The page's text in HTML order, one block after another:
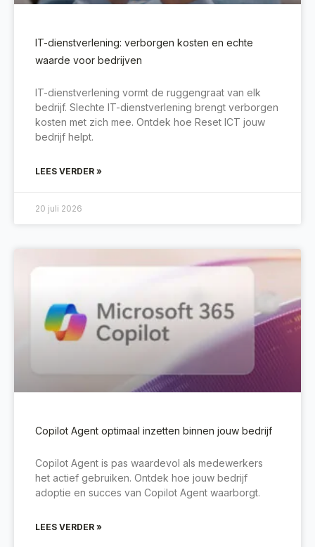
IT-dienstverlening: verborgen kosten en echte
waarde voor bedrijven
IT-dienstverlening vormt de ruggengraat van elk
bedrijf. Slechte IT-dienstverlening brengt verborgen
kosten met zich mee. Ontdek hoe Reset ICT jouw
bedrijf helpt.
LEES VERDER »
20 juli 2026
Copilot Agent optimaal inzetten binnen jouw bedrijf
Copilot Agent is pas waardevol als medewerkers
het actief gebruiken. Ontdek hoe jouw bedrijf
adoptie en succes van Copilot Agent waarborgt.
LEES VERDER »